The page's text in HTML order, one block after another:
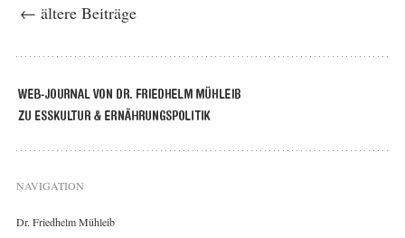
← ältere Beiträge
NAVIGATION
Dr. Friedhelm Mühleib